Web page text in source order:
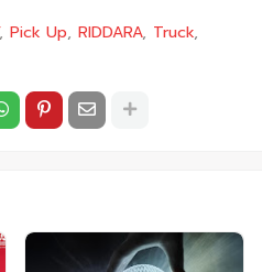
Pick Up RIDDARA Truck